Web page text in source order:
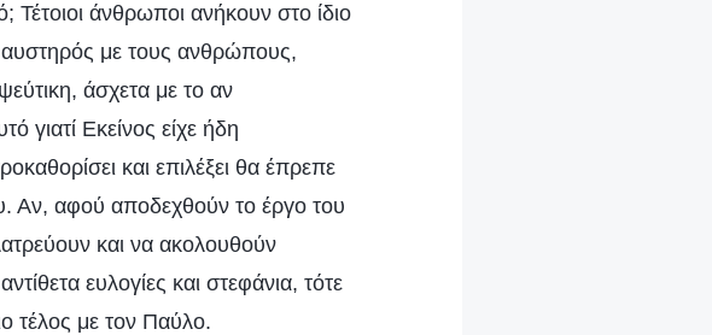
άνθρωποι ανήκουν στο ίδιο
με τους ανθρώπους,
άσχετα με το αν
γιατί Εκείνος είχε ήδη
και επιλέξει θα έπρεπε
Αν, αφού αποδεχθούν το έργο του
και να ακολουθούν
ευλογίες και στεφάνια, τότε
τέλος με τον Παύλο.